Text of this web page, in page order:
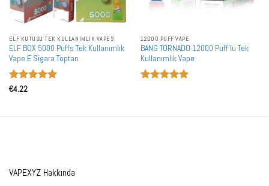
ELF KUTUSU TEK KULLANIMLIK VAPES
ELF BOX 5000 Puffs Tek Kullanımlık
Vape E Sigara Toptan
5 üzerinden
€4.22
12000 PUFF VAPE
BANG TORNADO 12000 Puff'lu Tek
Kullanımlık Vape
VAPEXYZ Hakkında